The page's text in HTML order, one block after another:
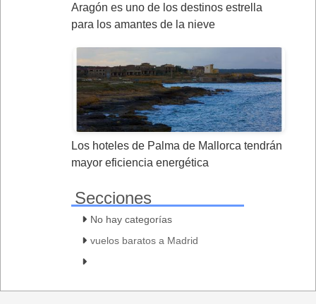
Aragón es uno de los destinos estrella
para los amantes de la nieve
Los hoteles de Palma de Mallorca tendrán
mayor eficiencia energética
Secciones
No hay categorías
vuelos baratos a Madrid